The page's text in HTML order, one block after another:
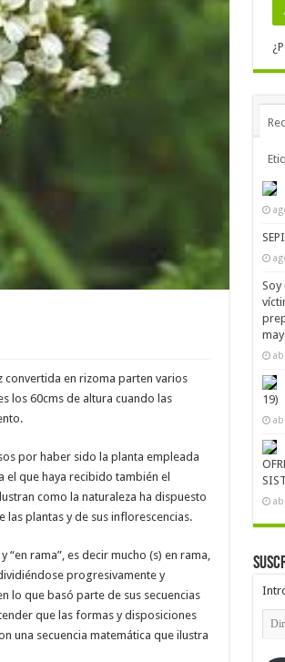
convertida en rizoma parten varios
los 60cms de altura cuando las
por haber sido la planta empleada
el que haya recibido también el
como la naturaleza ha dispuesto
plantas y de sus inflorescencias.
rama”, es decir mucho (s) en rama,
progresivamente y
lo que basó parte de sus secuencias
que las formas y disposiciones
una secuencia matemática que ilustra
Soy
19)
de